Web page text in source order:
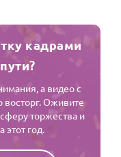
кадрами
а видео с
восторг. Оживите
торжества и
этот год.